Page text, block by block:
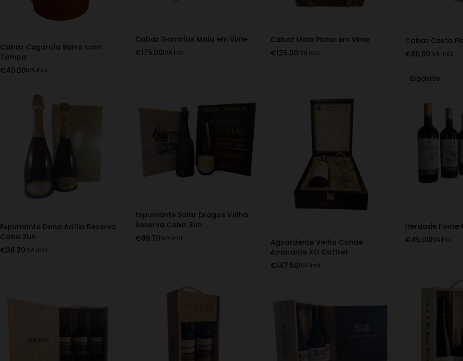
Cabaz Caçarola Barro com
Tampa
€40.00IVA Incl.
Cabaz Garrafas Mala em Vime
€175.00IVA Incl.
Cabaz Mala Picnic em Vime
€125.00IVA Incl.
Cabaz Cesta
€80.00IVA Incl.
Espumante Dona Adília Reserva
Caixa 2un
€38.20IVA Incl.
Espumante Solar Dragos Velha
Reserva Caixa 3un
€89.70IVA Incl.
Aguardente Velha Conde
Amarante XO Coffret
€147.50IVA Incl.
Esgotado
Herdade Fonte
€45.00IVA Incl.